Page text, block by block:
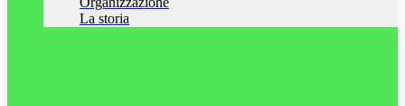
La storia